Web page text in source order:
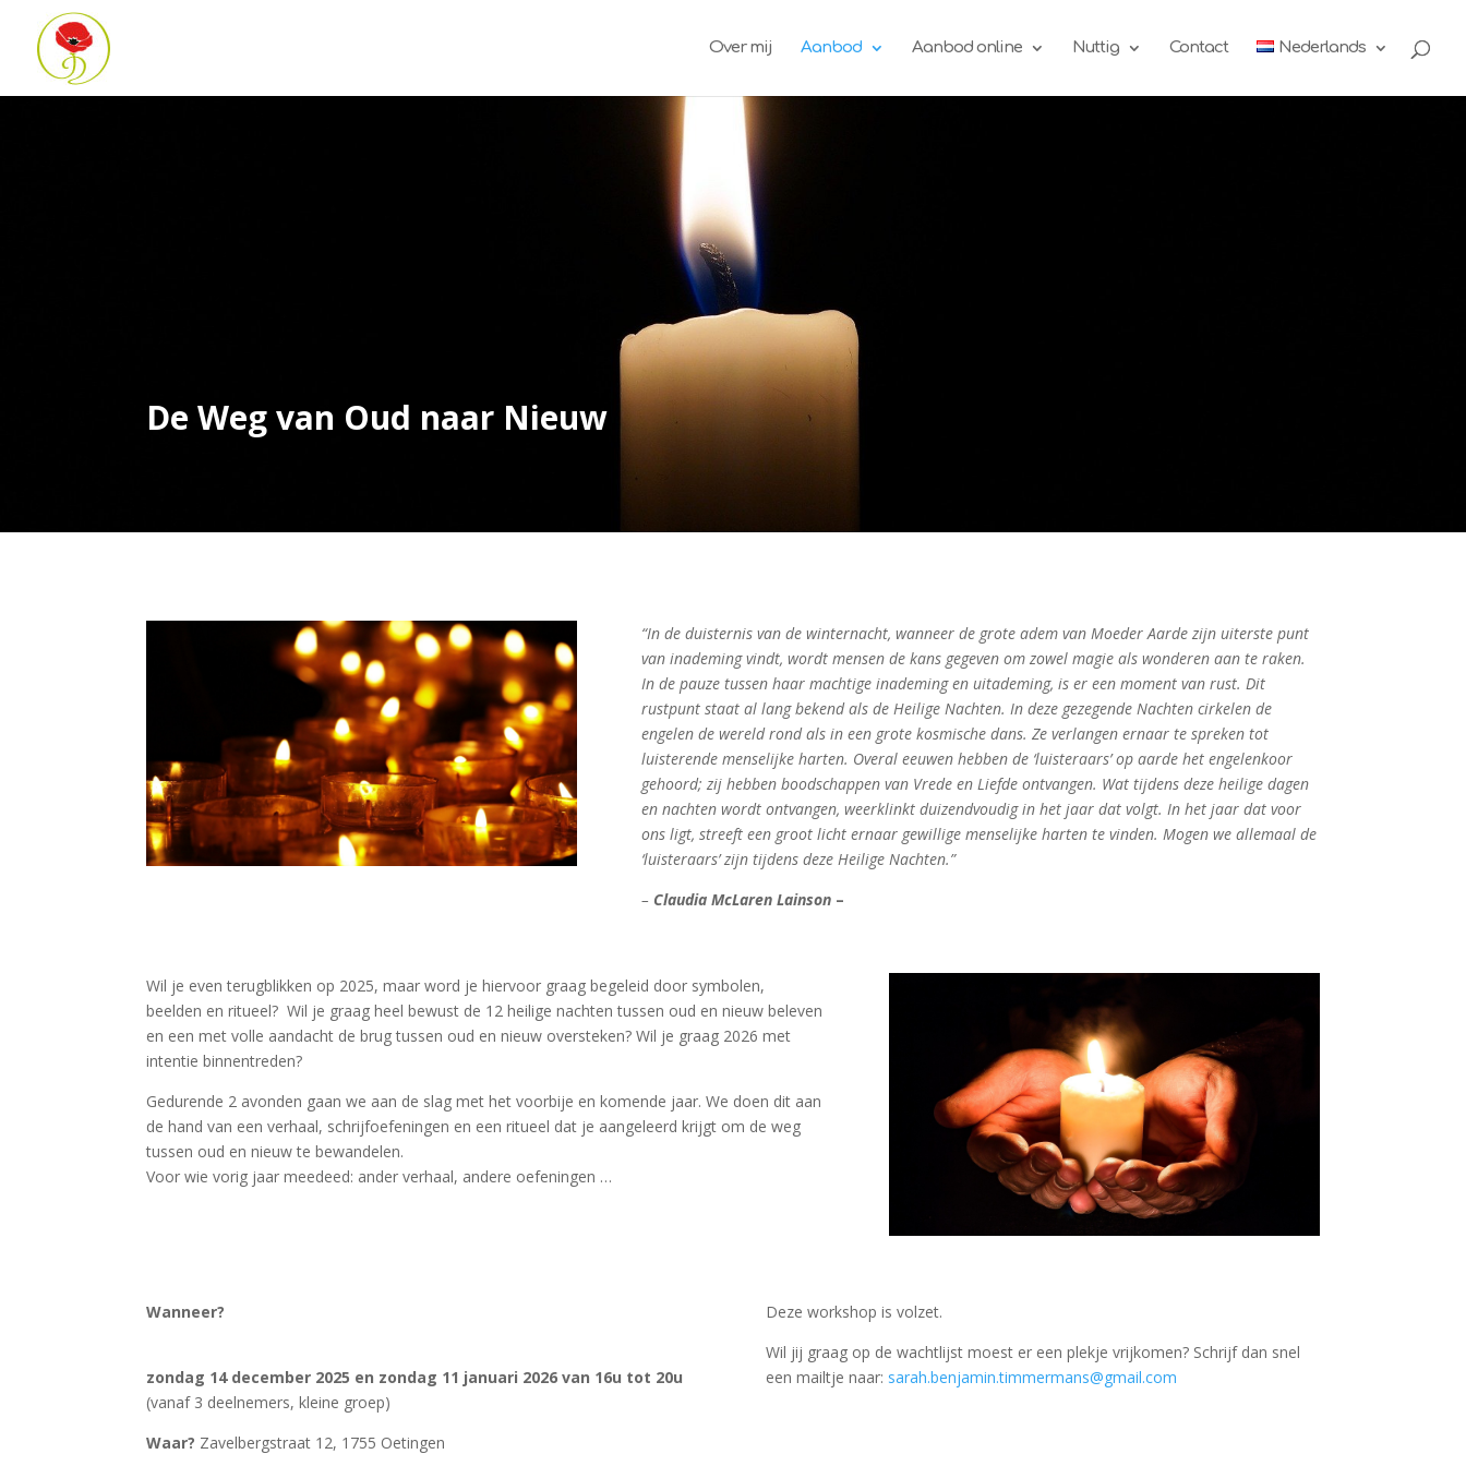
Over mij Aanbod Aanbod online Nuttig Contact Nederlands
De Weg van Oud naar Nieuw
“In de duisternis van de winternacht, wanneer de grote adem van Moeder Aarde zijn uiterste punt
van inademing vindt, wordt mensen de kans gegeven om zowel magie als wonderen aan te raken.
In de pauze tussen haar machtige inademing en uitademing, is er een moment van rust. Dit
rustpunt staat al lang bekend als de Heilige Nachten. In deze gezegende Nachten cirkelen de
engelen de wereld rond als in een grote kosmische dans. Ze verlangen ernaar te spreken tot
luisterende menselijke harten. Overal eeuwen hebben de ‘luisteraars’ op aarde het engelenkoor
gehoord; zij hebben boodschappen van Vrede en Liefde ontvangen. Wat tijdens deze heilige dagen
en nachten wordt ontvangen, weerklinkt duizendvoudig in het jaar dat volgt. In het jaar dat voor
ons ligt, streeft een groot licht ernaar gewillige menselijke harten te vinden. Mogen we allemaal de
‘luisteraars’ zijn tijdens deze Heilige Nachten.”
– Claudia McLaren Lainson –
Wil je even terugblikken op 2025, maar word je hiervoor graag begeleid door symbolen,
beelden en ritueel? Wil je graag heel bewust de 12 heilige nachten tussen oud en nieuw beleven
en een met volle aandacht de brug tussen oud en nieuw oversteken? Wil je graag 2026 met
intentie binnentreden?
Gedurende 2 avonden gaan we aan de slag met het voorbije en komende jaar. We doen dit aan
de hand van een verhaal, schrijfoefeningen en een ritueel dat je aangeleerd krijgt om de weg
tussen oud en nieuw te bewandelen.
Voor wie vorig jaar meedeed: ander verhaal, andere oefeningen …
Wanneer?
zondag 14 december 2025 en zondag 11 januari 2026 van 16u tot 20u
(vanaf 3 deelnemers, kleine groep)
Waar? Zavelbergstraat 12, 1755 Oetingen
Deze workshop is volzet.
Wil jij graag op de wachtlijst moest er een plekje vrijkomen? Schrijf dan snel
een mailtje naar: sarah.benjamin.timmermans@gmail.com